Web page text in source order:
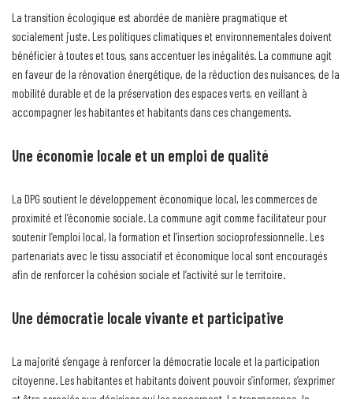
La transition écologique est abordée de manière pragmatique et
socialement juste. Les politiques climatiques et environnementales doivent
bénéficier à toutes et tous, sans accentuer les inégalités. La commune agit
en faveur de la rénovation énergétique, de la réduction des nuisances, de la
mobilité durable et de la préservation des espaces verts, en veillant à
accompagner les habitantes et habitants dans ces changements.
Une économie locale et un emploi de qualité
La DPG soutient le développement économique local, les commerces de
proximité et l’économie sociale. La commune agit comme facilitateur pour
soutenir l’emploi local, la formation et l’insertion socioprofessionnelle. Les
partenariats avec le tissu associatif et économique local sont encouragés
afin de renforcer la cohésion sociale et l’activité sur le territoire.
Une démocratie locale vivante et participative
La majorité s’engage à renforcer la démocratie locale et la participation
citoyenne. Les habitantes et habitants doivent pouvoir s’informer, s’exprimer